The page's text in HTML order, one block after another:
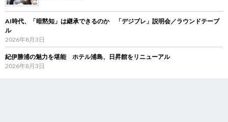
AI時代、「暗黙知」は継承できるのか 「デジブレ」説明会／ラウンドテーブ
ル
2026年8月3日
紀伊勝浦の魅力を堪能 ホテル浦島、日昇館をリニューアル
2026年8月3日